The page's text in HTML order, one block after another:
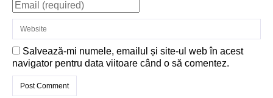
Salvează-mi numele, emailul și site-ul web în acest
navigator pentru data viitoare când o să comentez.